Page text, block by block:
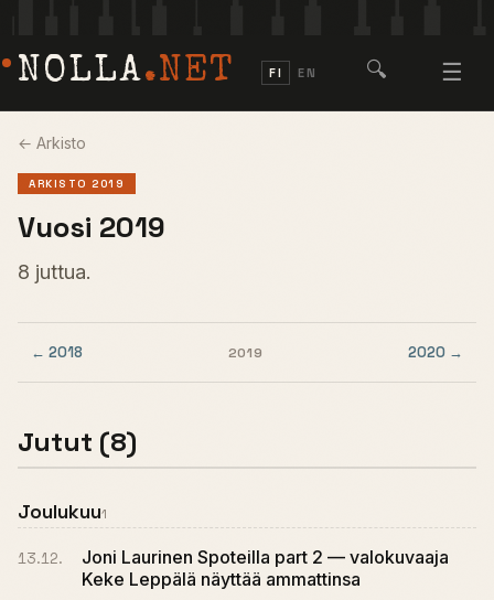
NOLLA.NET FI EN 🔍 ☰
← Arkisto
ARKISTO 2019
Vuosi 2019
8 juttua.
← 2018 2019 2020 →
Jutut (8)
Joulukuu1
13.12.
Joni Laurinen Spoteilla part 2 — valokuvaaja
Keke Leppälä näyttää ammattinsa